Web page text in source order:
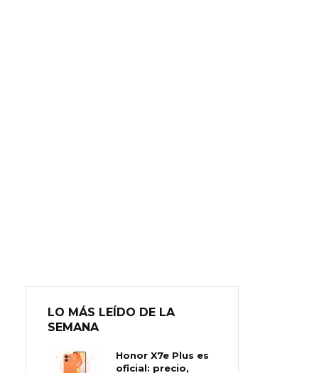
LO MÁS LEÍDO DE LA
SEMANA
Honor X7e Plus es
oficial: precio,